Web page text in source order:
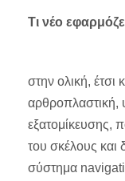
Τι νέο
στην ολική, έτσι
αρθροπλαστική,
εξατομίκευσης,
του σκέλους και
σύστημα